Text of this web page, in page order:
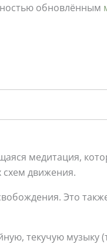
обновлённым
медитация,
схем движения.
Это
текучую музыку